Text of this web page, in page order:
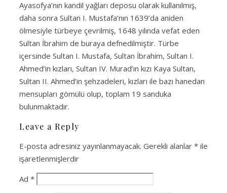
Ayasofya’nın kandil yağları deposu olarak kullanılmış,
daha sonra Sultan I. Mustafa’nın 1639’da aniden
ölmesiyle türbeye çevrilmiş, 1648 yılında vefat eden
Sultan İbrahim de buraya defnedilmiştir. Türbe
içersinde Sultan I. Mustafa, Sultan İbrahim, Sultan I.
Ahmed’in kızları, Sultan IV. Murad’ın kızı Kaya Sultan,
Sultan II. Ahmed’in şehzadeleri, kızları ile bazı hanedan
mensupları gömülü olup, toplam 19 sanduka
bulunmaktadır.
Leave a Reply
E-posta adresiniz yayınlanmayacak. Gerekli alanlar * ile
işaretlenmişlerdir
Ad *